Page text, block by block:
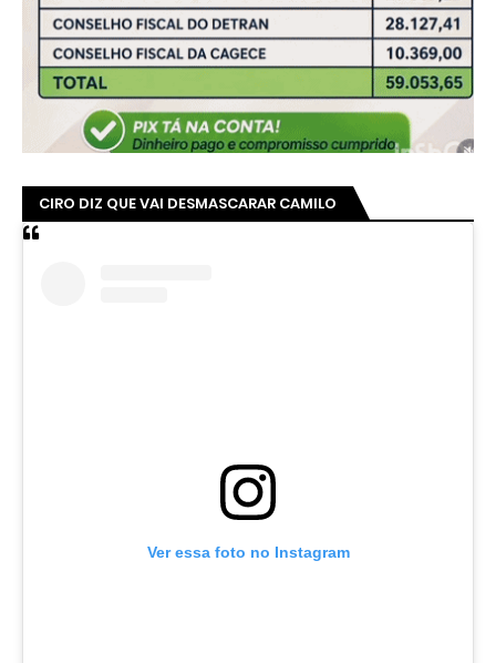
CIRO DIZ QUE VAI DESMASCARAR CAMILO
Ver essa foto no Instagram